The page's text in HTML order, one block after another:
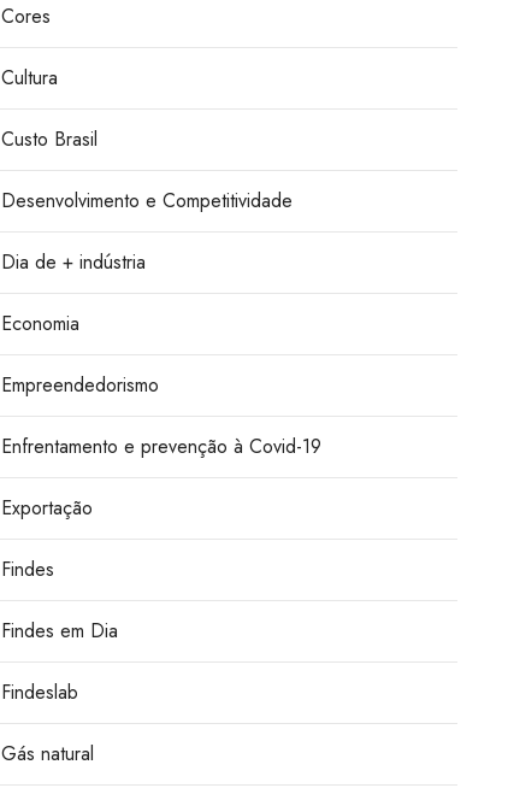
Cores
Cultura
Custo Brasil
Desenvolvimento e Competitividade
Dia de + indústria
Economia
Empreendedorismo
Enfrentamento e prevenção à Covid-19
Exportação
Findes
Findes em Dia
Findeslab
Gás natural